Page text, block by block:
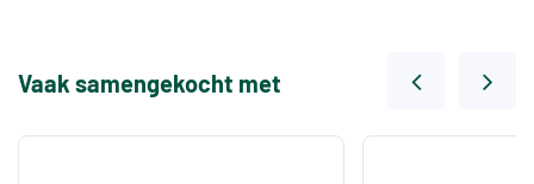
Vaak samengekocht met